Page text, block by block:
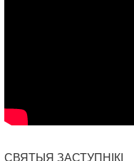
СВЯТЫЯ ЗАСТУПНІКІ